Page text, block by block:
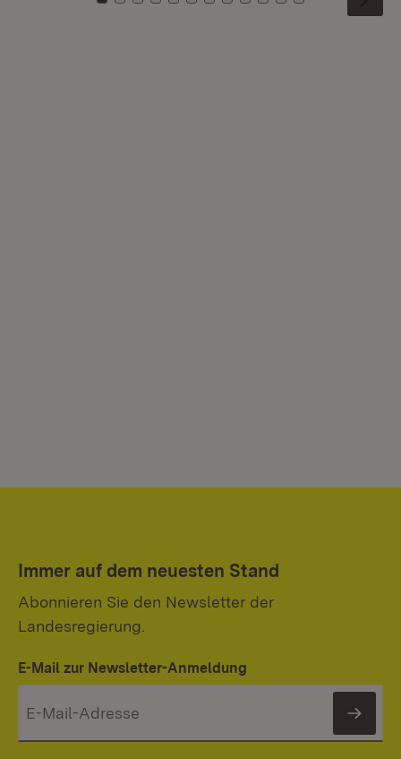
Zu Kachel: 0
Zu Kachel: 1
Zu Kachel: 2
Zu Kachel: 3
Zu Kachel: 4
Zu Kachel: 5
Zu Kachel: 6
Zu Kachel: 7
Zu Kachel: 8
Zu Kachel: 9
Zu Kachel: 10
Zu Kachel: 11
Immer auf dem neuesten Stand
Abonnieren Sie den Newsletter der
Landesregierung.
E-Mail zur Newsletter-Anmeldung